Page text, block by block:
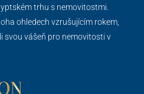
trhu s nemovitostmi.
ohledech vzrušujícím rokem,
svou vášeň pro nemovitosti v